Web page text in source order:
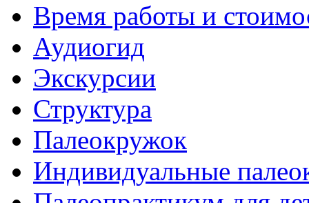
Время работы и
Аудиогид
Экскурсии
Структура
Палеокружок
Индивидуальные